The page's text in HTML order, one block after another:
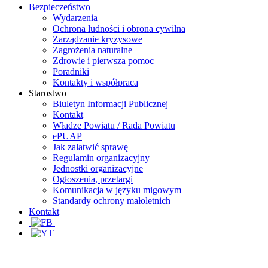
Bezpieczeństwo
Wydarzenia
Ochrona ludności i obrona cywilna
Zarządzanie kryzysowe
Zagrożenia naturalne
Zdrowie i pierwsza pomoc
Poradniki
Kontakty i współpraca
Starostwo
Biuletyn Informacji Publicznej
Kontakt
Władze Powiatu / Rada Powiatu
ePUAP
Jak załatwić sprawę
Regulamin organizacyjny
Jednostki organizacyjne
Ogłoszenia, przetargi
Komunikacja w języku migowym
Standardy ochrony małoletnich
Kontakt